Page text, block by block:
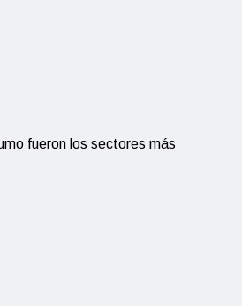
fueron los sectores más